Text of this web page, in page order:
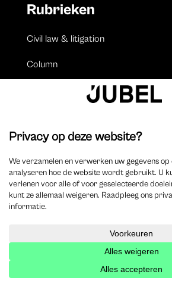
Rubrieken
Civil law & litigation
Column
Corporate & accountancy
Employment
Legal tech
Management & deontology
Video’s